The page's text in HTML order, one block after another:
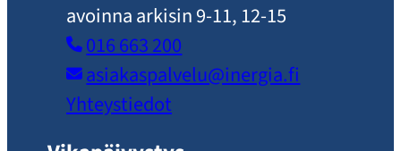
avoinna arkisin 9-11, 12-15
016 663 200
asiakaspalvelu​@inergia.fi
Yhteystiedot